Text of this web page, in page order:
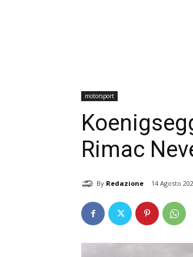
motorsport
Rimac
By Redazione 14 Agosto